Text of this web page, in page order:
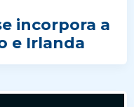
incorpora a
e Irlanda